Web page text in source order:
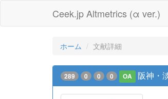
Ceek.jp Altmetrics (α ver.)
ホーム 文献詳細
289 0 0 0 OA 阪神・